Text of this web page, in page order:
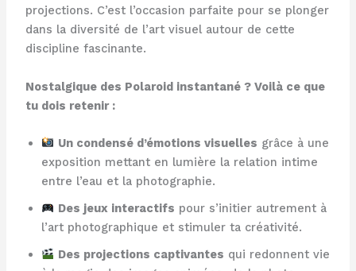
projections. C’est l’occasion parfaite pour se plonger
dans la diversité de l’art visuel autour de cette
discipline fascinante.
Nostalgique des Polaroid instantané ? Voilà ce que
tu dois retenir :
Un condensé d’émotions visuelles grâce à une
exposition mettant en lumière la relation intime
entre l’eau et la photographie.
Des jeux interactifs pour s’initier autrement à
l’art photographique et stimuler ta créativité.
Des projections captivantes qui redonnent vie